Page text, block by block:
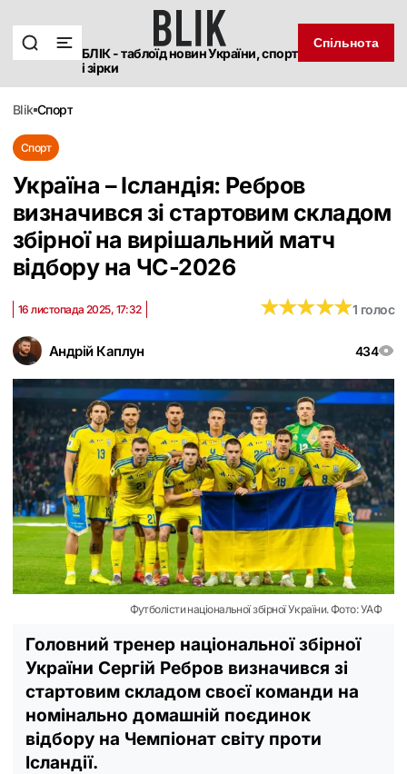
БЛІК - таблоїд новин України, спорт
і зірки
Спільнота
blik спорт
Спорт
Україна – Ісландія: Ребров
визначився зі стартовим складом
збірної на вирішальний матч
відбору на ЧС-2026
Андрій Каплун 434
16 листопада 2025, 17:32 ★★★★★
★★★★★1 голос
Футболісти національної збірної України. Фото: УАФ
Головний тренер національної збірної
України Сергій Ребров визначився зі
стартовим складом своєї команди на
номінально домашній поєдинок
відбору на Чемпіонат світу проти
Ісландії.